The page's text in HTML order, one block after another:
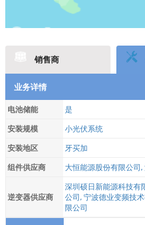
销售商
业务详情
电池储能
是
安装规模
小光伏系统
安装地区
牙买加
组件供应商
大恒能源股份有限公司,
逆变器供应商
深圳硕日新能源科技有
公司,宁波德业变频技
限公司